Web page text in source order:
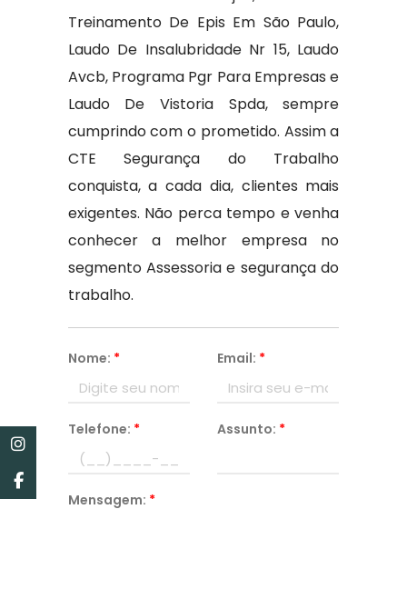
Treinamento De Epis Em São Paulo,
Laudo De Insalubridade Nr 15, Laudo
Avcb, Programa Pgr Para Empresas e
Laudo De Vistoria Spda, sempre
cumprindo com o prometido. Assim a
CTE Segurança do Trabalho
conquista, a cada dia, clientes mais
exigentes. Não perca tempo e venha
conhecer a melhor empresa no
segmento Assessoria e segurança do
trabalho.
Nome: * Email: *
Telefone: * Assunto: *
Mensagem: *